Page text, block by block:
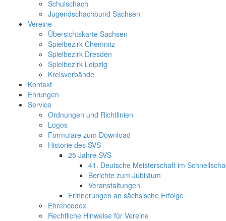
Schulschach
Jugendschachbund Sachsen
Vereine
Übersichtskarte Sachsen
Spielbezirk Chemnitz
Spielbezirk Dresden
Spielbezirk Leipzig
Kreisverbände
Kontakt
Ehrungen
Service
Ordnungen und Richtlinien
Logos
Formulare zum Download
Historie des SVS
25 Jahre SVS
41. Deutsche Meisterschaft im
Berichte zum Jubiläum
Veranstaltungen
Erinnerungen an sächsische Erfolge
Ehrencodex
Rechtliche Hinweise für Vereine